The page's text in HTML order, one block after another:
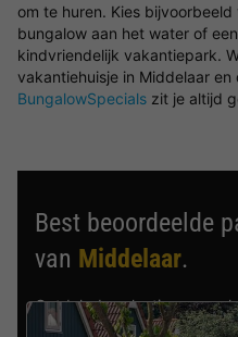
om te huren. Kies
bungalow aan het water of
kindvriendelijk vakantiepark.
vakantiehuisje in Middelaar en
BungalowSpecials zit je altijd
Best beoordeelde
van Middelaar.
Ontdek de selectie van
die door onze gasten als